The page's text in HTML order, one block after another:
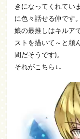
きになってくれてい
に色々話せる仲です。
娘の最推しはキルア
ストを描いて～と頼
間だそうです)。
それがこちら↓↓